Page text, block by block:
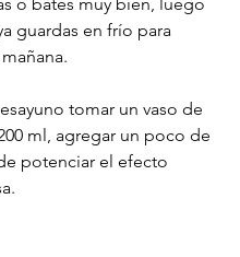
guardas en frío para
tomar un vaso de
ml, agregar un poco de
potenciar el efecto